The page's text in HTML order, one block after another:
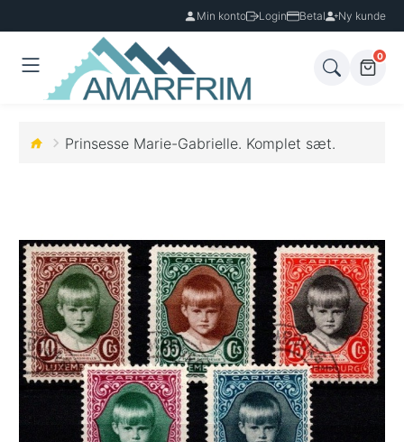
Min konto Login Betal Ny kunde
0
Prinsesse Marie-Gabrielle. Komplet sæt.